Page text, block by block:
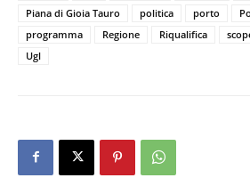
Piana di Gioia Tauro
politica porto
programma
Regione Riqualifica
Ugl